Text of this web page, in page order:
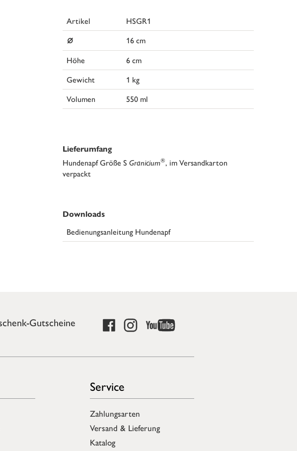
Artikel HSGR1
⌀
16 cm
Höhe
6 cm
Gewicht
1 kg
Volumen
550 ml
Lieferumfang
Hundenapf Größe S Granicium®, im Versandkarton
verpackt
Downloads
Bedienungsanleitung Hundenapf
Gutscheine
Service
Zahlungsarten
Versand & Lieferung
Katalog